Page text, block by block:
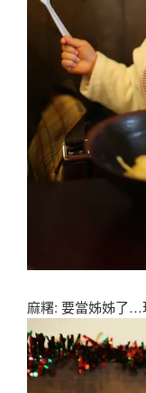
麻糬: 要當姊姊了